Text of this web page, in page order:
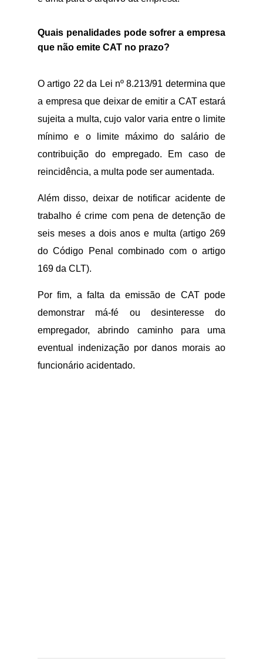
Quais penalidades pode sofrer a empresa
que não emite CAT no prazo?
O artigo 22 da Lei nº 8.213/91 determina que
a empresa que deixar de emitir a CAT estará
sujeita a multa, cujo valor varia entre o limite
mínimo e o limite máximo do salário de
contribuição do empregado. Em caso de
reincidência, a multa pode ser aumentada.
Além disso, deixar de notificar acidente de
trabalho é crime com pena de detenção de
seis meses a dois anos e multa (artigo 269
do Código Penal combinado com o artigo
169 da CLT).
Por fim, a falta da emissão de CAT pode
demonstrar má-fé ou desinteresse do
empregador, abrindo caminho para uma
eventual indenização por danos morais ao
funcionário acidentado.